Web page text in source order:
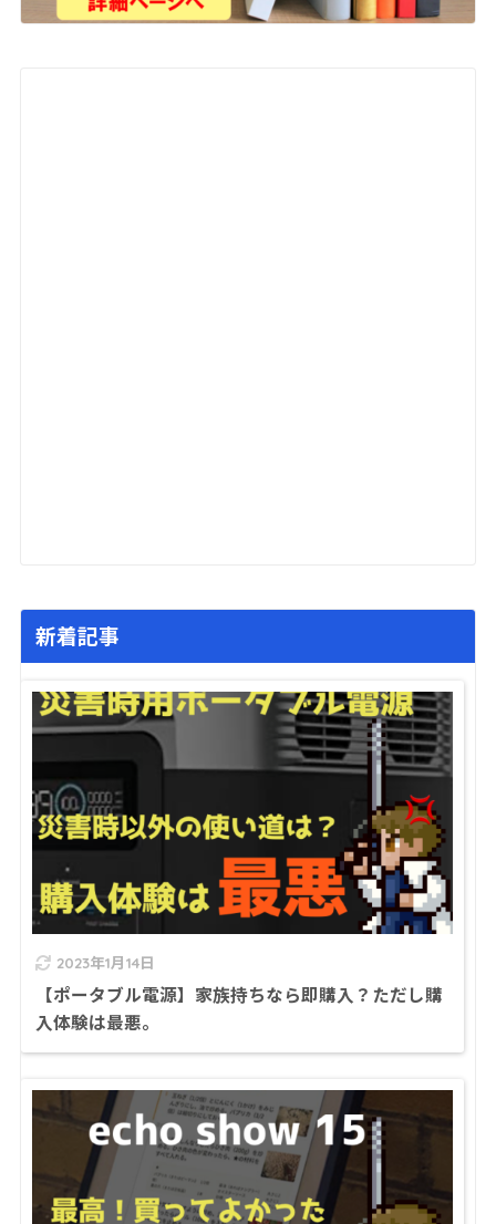
新着記事
2023年1月14日
【ポータブル電源】家族持ちなら即購入？ただし購
入体験は最悪。